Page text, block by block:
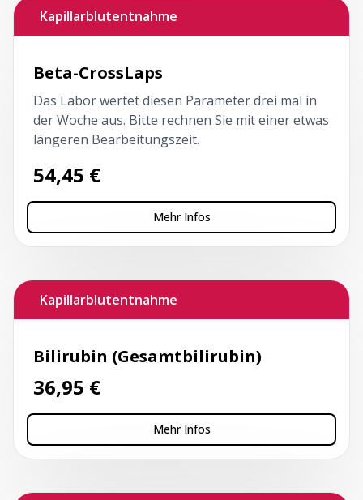
Kapillarblutentnahme
Beta-CrossLaps
Das Labor wertet diesen Parameter drei mal in
der Woche aus. Bitte rechnen Sie mit einer etwas
längeren Bearbeitungszeit.
54,45 €
Mehr Infos
Kapillarblutentnahme
Bilirubin (Gesamtbilirubin)
36,95 €
Mehr Infos